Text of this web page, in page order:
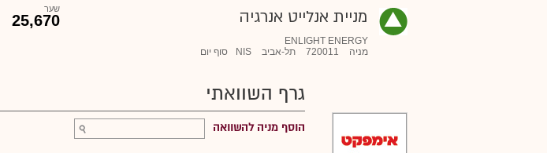
מניית אנלייט אנרגיה
ENLIGHT ENERGY
מניה
720011 תל-אביב NIS סוף יום
שער
25,670
גרף השוואתי
הוסף מניה להשוואה